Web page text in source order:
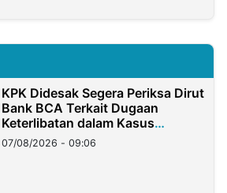
KPK Didesak Segera Periksa Dirut
Bank BCA Terkait Dugaan
Keterlibatan dalam Kasus
Hilangnya Dana Nasabah Rp2,58
Miliar
07/08/2026 - 09:06